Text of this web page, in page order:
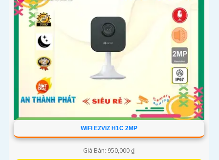
WIFI EZVIZ H1C 2MP
Giá Bán: 950,000 ₫